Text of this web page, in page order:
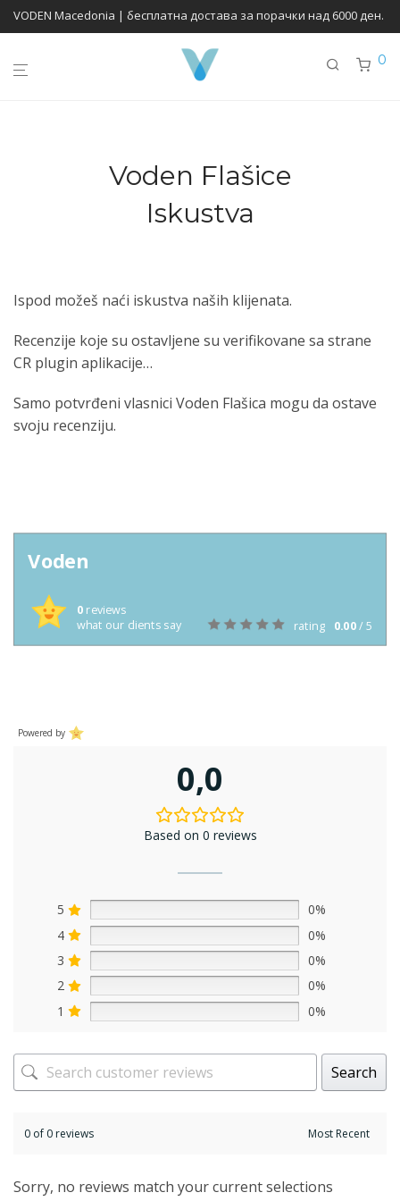
VODEN Macedonia | бесплатна достава за порачки над 6000 ден.
0
Voden Flašice
Iskustva
Ispod možeš naći iskustva naših klijenata.
Recenzije koje su ostavljene su verifikovane sa strane
CR plugin aplikacije…
Samo potvrđeni vlasnici Voden Flašica mogu da ostave
svoju recenziju.
Voden
0 reviews
what our clients say rating 0.00/ 5
Powered by
0,0
Based on 0 reviews
5
0%
4
0%
3
0%
2
0%
1
0%
Search
0 of 0 reviews
Sorry, no reviews match your current selections